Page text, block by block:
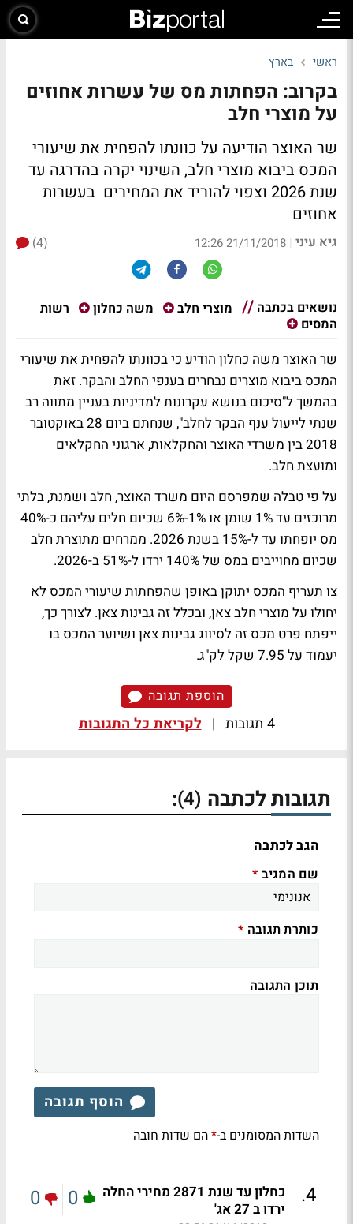
ראשי בארץ
בקרוב: הפחתות מס של עשרות אחוזים
על מוצרי חלב
שר האוצר הודיעה על כוונתו להפחית את שיעורי
המכס ביבוא מוצרי חלב, השינוי יקרה בהדרגה עד
שנת 2026 וצפוי להוריד את המחירים בעשרות
אחוזים
גיא עיני |
21/11/2018 12:26
(4)
נושאים בכתבה מוצרי חלב משה כחלון
רשות
המסים
שר האוצר משה כחלון הודיע כי בכוונתו להפחית את שיעורי
המכס ביבוא מוצרים נבחרים בענפי החלב והבקר. זאת
בהמשך ל"סיכום בנושא עקרונות למדיניות בעניין מתווה רב
שנתי לייעול ענף הבקר לחלב", שנחתם ביום 28 באוקטובר
2018 בין משרדי האוצר והחקלאות, ארגוני החקלאים
ומועצת חלב.
על פי טבלה שמפרסם היום משרד האוצר, חלב ושמנת, בלתי
מרוכזים עד 1% שומן או 1%-6% שכיום חלים עליהם כ-40%
מס יופחתו עד ל-15% בשנת 2026. ממרחים מתוצרת חלב
שכיום מחוייבים במס של 140% ירדו ל-51% ב-2026.
צו תעריף המכס יתוקן באופן שהפחתות שיעורי המכס לא
יחולו על מוצרי חלב צאן, ובכלל זה גבינות צאן. לצורך כך,
ייפתח פרט מכס זה לסיווג גבינות צאן ושיוער המכס בו
יעמוד על 7.95 שקל לק"ג.
הוספת תגובה
4 תגובות | לקריאת כל התגובות
תגובות לכתבה (4)
:
הגב לכתבה
שם המגיב *
כותרת תגובה *
תוכן התגובה
הוסף תגובה
השדות המסומנים ב-*הם שדות חובה
4
.
כחלון עד שנת 2871 מחירי החלה
ירדו ב 27 אג'
0
0